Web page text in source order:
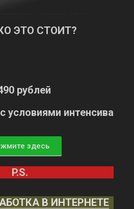
ЭТО СТОИТ?
рублей
условиями интенсива
здесь
P.S.
В ИНТЕРНЕТЕ